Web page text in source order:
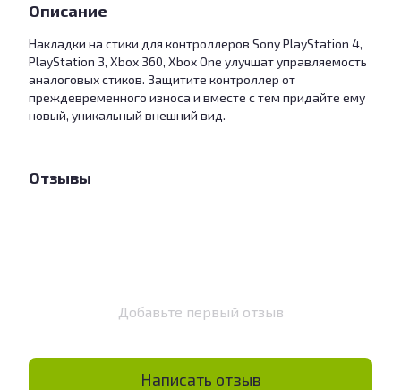
Описание
Накладки на стики для контроллеров Sony PlayStation 4,
PlayStation 3, Xbox 360, Xbox One улучшат управляемость
аналоговых стиков. Защитите контроллер от
преждевременного износа и вместе с тем придайте ему
новый, уникальный внешний вид.
Отзывы
Добавьте первый отзыв
Написать отзыв